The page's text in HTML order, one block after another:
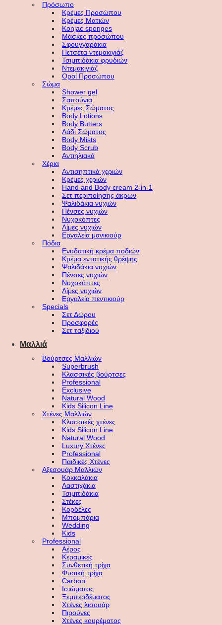
Πρόσωπο
Κρέμες Προσώπου
Κρέμες Ματιών
Konjac sponges
Μάσκες προσώπου
Σφουγγαράκια
Πετσέτα ντεμακιγιάζ
Τσιμπιδάκια φρυδιών
Ντεμακιγιάζ
Οροί Προσώπου
Σώμα
Shower gel
Σαπούνια
Κρέμες Σώματος
Body Lotions
Body Butters
Λάδι Σώματος
Body Mists
Body Scrub
Αντιηλιακά
Χέρια
Αντισηπτικά χεριών
Κρέμες χεριών
Hand and Body cream 2-in-1
Σετ περιποίησης άκρων
Ψαλιδάκια νυχιών
Πένσες νυχιών
Νυχοκόπτες
Λίμες νυχιών
Εργαλεία μανικιούρ
Πόδια
Ενυδατική κρέμα ποδιών
Κρέμα εντατικής θρέψης
Ψαλιδάκια νυχιών
Πένσες νυχιών
Νυχοκόπτες
Λίμες νυχιών
Εργαλεία πεντικιούρ
Specials
Σετ Δώρου
Προσφορές
Σετ ταξιδιού
Μαλλιά
Βούρτσες Μαλλιών
Superbrush
Κλασσικές βούρτσες
Professional
Exclusive
Natural Wood
Kids Silicon Line
Χτένες Μαλλιών
Κλασσικές χτένες
Kids Silicon Line
Natural Wood
Luxury Χτένες
Professional
Παιδικές Χτένες
Αξεσουάρ Μαλλιών
Κοκκαλάκια
Λαστιχάκια
Τσιμπιδάκια
Στέκες
Κορδέλες
Μπομπάρια
Wedding
Kids
Professional
Αέρος
Κεραμικές
Συνθετική τρίχα
Φυσική τρίχα
Carbon
Ισιώματος
Ξεμπερδέματος
Χτένες λισουάρ
Πιρούνες
Χτένες κουρέματος